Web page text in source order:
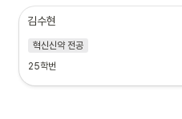
김수현
혁신신약 전공
25학번